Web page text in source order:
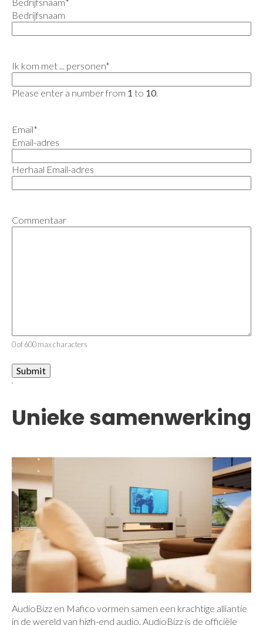
Bedrijfsnaam
Ik kom met ... personen*
Please enter a number from 1 to 10.
Email*
Email-adres
Herhaal Email-adres
Commentaar
0 of 600 max characters
Unieke samenwerking
AudioBizz en Mafico vormen samen een krachtige alliantie
in de wereld van high-end audio. AudioBizz is de officiële